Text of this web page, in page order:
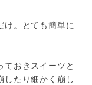
け。とても簡単に
おきスイーツと
したり細かく崩し